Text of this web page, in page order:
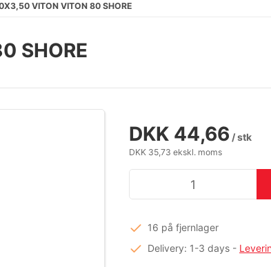
VITON VITON 80 SHORE
SHORE
DKK 44,66 / stk
DKK 35,73 ekskl. moms
16 på fjernlager
Delivery: 1-3 days -